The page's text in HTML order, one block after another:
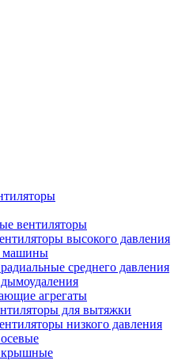
вентиляторы
высокого давления
машины
среднего давления
агрегаты
для вытяжки
низкого давления
крышные